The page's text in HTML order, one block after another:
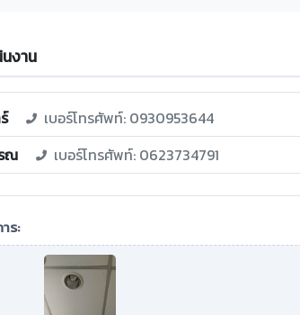
งาน
เบอร์โทรศัพท์: 0930953644
ณ เบอร์โทรศัพท์: 0623734791
ร: